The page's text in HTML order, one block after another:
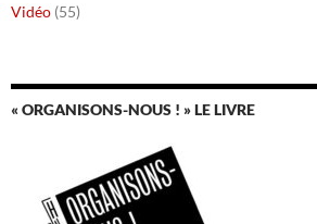
Vidéo (55)
« ORGANISONS-NOUS ! » LE LIVRE